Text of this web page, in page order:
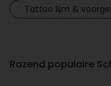
Tattoo lijm &
Razend populaire